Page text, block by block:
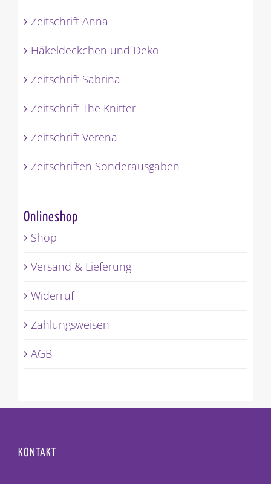
Zeitschrift Anna
Häkeldeckchen und Deko
Zeitschrift Sabrina
Zeitschrift The Knitter
Zeitschrift Verena
Zeitschriften Sonderausgaben
Onlineshop
Shop
Versand & Lieferung
Widerruf
Zahlungsweisen
AGB
KONTAKT